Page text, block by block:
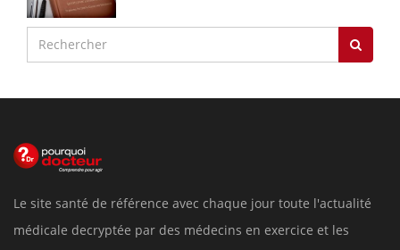
Le site santé de référence avec chaque jour toute l'actualité
médicale decryptée par des médecins en exercice et les